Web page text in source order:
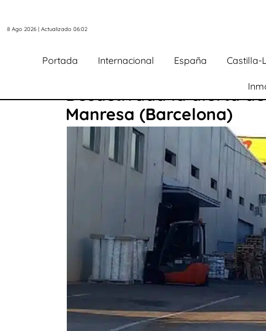
8 Ago 2026 | Actualizado 06:02
Portada Internacional España Castilla-
Desactivada la alerta
Manresa (Barcelona)